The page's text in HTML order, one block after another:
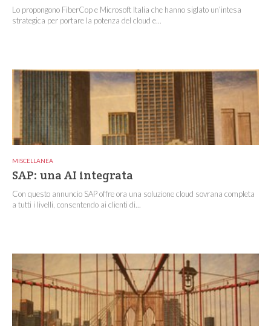
Lo propongono FiberCop e Microsoft Italia che hanno siglato un’intesa
strategica per portare la potenza del cloud e...
MISCELLANEA
SAP: una AI integrata
Con questo annuncio SAP offre ora una soluzione cloud sovrana completa
a tutti i livelli, consentendo ai clienti di...